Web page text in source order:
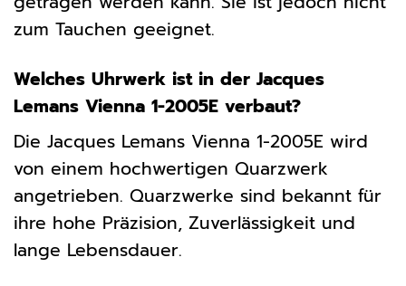
zum Tauchen geeignet.
Welches Uhrwerk ist in der Jacques
Lemans Vienna 1-2005E verbaut?
Die Jacques Lemans Vienna 1-2005E wird
von einem hochwertigen Quarzwerk
angetrieben. Quarzwerke sind bekannt für
ihre hohe Präzision, Zuverlässigkeit und
lange Lebensdauer.